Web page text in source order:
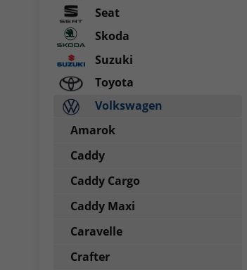
Seat
Skoda
Suzuki
Toyota
Volkswagen
Amarok
Caddy
Caddy Cargo
Caddy Maxi
Caravelle
Crafter